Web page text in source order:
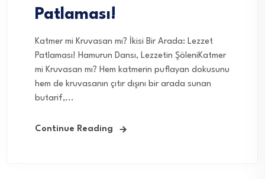
Patlaması!
Katmer mi Kruvasan mı? İkisi Bir Arada: Lezzet
Patlaması! Hamurun Dansı, Lezzetin ŞöleniKatmer
mi Kruvasan mı? Hem katmerin puflayan dokusunu
hem de kruvasanın çıtır dışını bir arada sunan
butarif,...
Continue Reading